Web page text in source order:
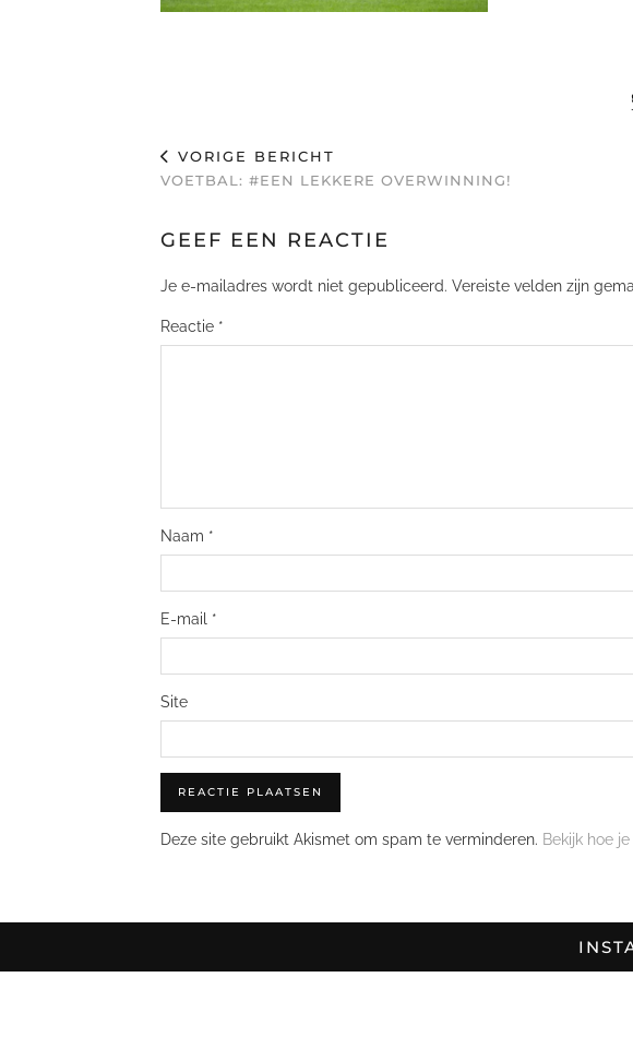
VORIGE BERICHT
VOETBAL: #EEN LEKKERE OVERWINNING!
GEEF EEN REACTIE
Je e-mailadres wordt niet gepubliceerd. Vereiste velden zijn
Reactie *
Naam *
E-mail *
Site
Deze site gebruikt Akismet om spam te verminderen. Bekijk hoe